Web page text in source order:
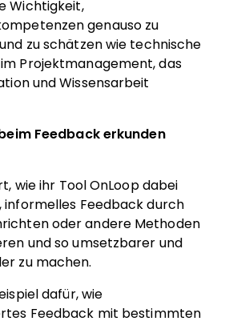
Wichtigkeit,
genauso zu
zu schätzen wie technische
Projektmanagement, das
und Wissensarbeit
Feedback erkunden
wie ihr Tool OnLoop dabei
informelles Feedback durch
oder andere Methoden
und so umsetzbarer und
zu machen.
dafür, wie
Feedback mit bestimmten